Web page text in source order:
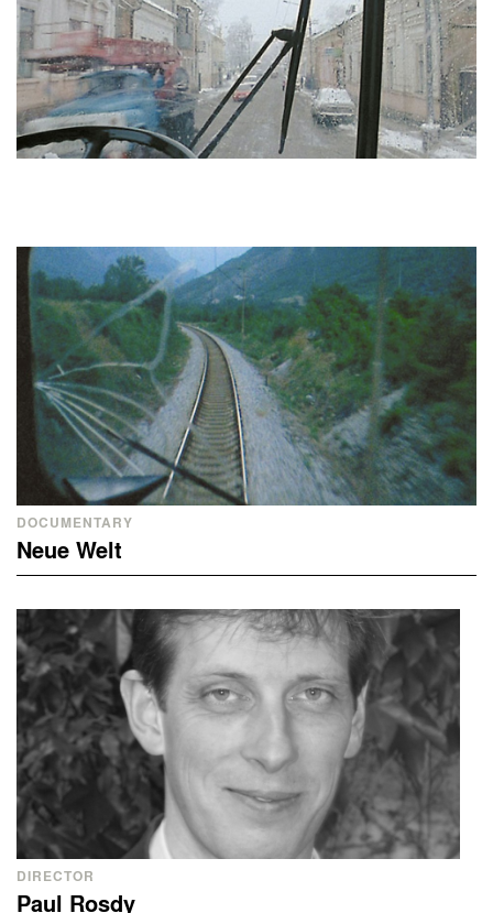
DOCUMENTARY
Neue Welt
DIRECTOR
Paul Rosdy